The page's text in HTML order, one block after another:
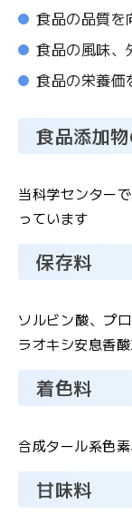
ご
案
査
頼
書
イ
お
問
い
合
食品の品質を
食品の風味、
食品の栄養価
食品添加
当科学センター
っています
保存料
ソルビン酸、プ
ラオキシ安息香
着色料
合成タール系色
甘味料